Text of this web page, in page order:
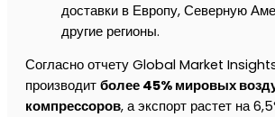
доставки в Европу, Северную
другие регионы.
Согласно отчету Global Market
производит более 45% мировых
компрессоров, а экспорт растет на